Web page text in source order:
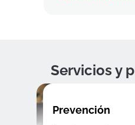
Servicios y
Prevención